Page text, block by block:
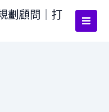
劃顧問｜打